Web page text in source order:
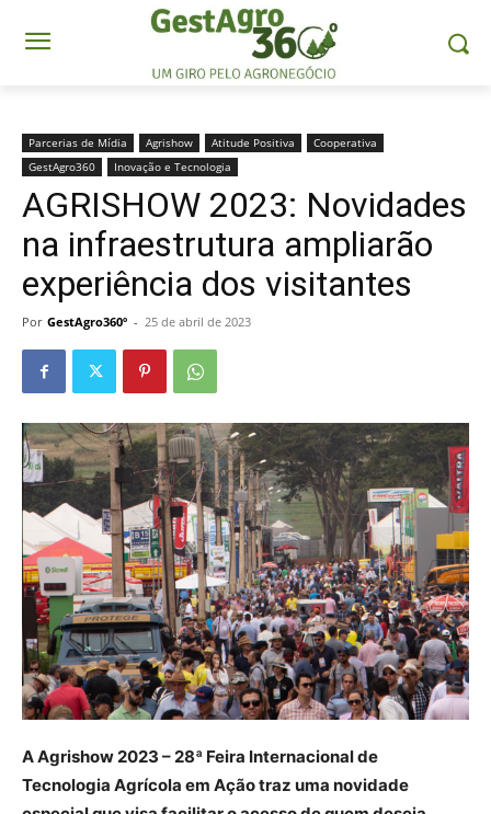
Parcerias de Mídia Agrishow Atitude Positiva
Cooperativa
GestAgro360
Inovação e Tecnologia
AGRISHOW 2023: Novidades
na infraestrutura ampliarão
experiência dos visitantes
Por GestAgro360º - 25 de abril de 2023
A Agrishow 2023 – 28ª Feira Internacional de
Tecnologia Agrícola em Ação traz uma novidade